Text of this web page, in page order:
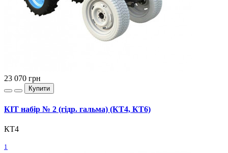
23 070 грн
Купити
КІТ набір № 2 (гідр. гальма) (КТ4, КТ6)
КТ4
1